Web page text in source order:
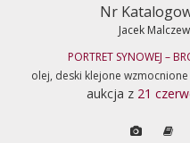
Nr
Jacek
PORTRET SYNOWEJ –
olej, deski klejone
aukcja z 21